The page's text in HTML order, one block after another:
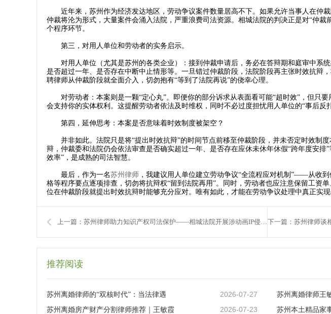
近年来，苏州作为经济发达地区，劳动争议案件数量居高不下。如果允许当事人在仲裁
仲裁将沦为形式，大量案件会涌入法院，严重浪费司法资源。相城法院的判决正是对“仲
个程序环节。
第三，对用人单位和劳动者的实务启示。
对用人单位（尤其是苏州的各类企业）：接到仲裁申请后，务必在答辩期和庭审中系统
是否超过一年、是否存在中断中止情形等。一旦错过仲裁阶段，法院阶段再主张时效抗辩
聘律师从仲裁阶段就全面介入，切勿抱有“等到了法院再说”的侥幸心理。
对劳动者：本案则是一颗“定心丸”。即便你的部分诉求从表面看可能“超时效”，但只要
会支持你的实体权利。这提醒劳动者依法及时维权，同时不必过度担忧用人单位的“事后反扑
第四，延伸思考：本案是否意味着时效制度被架空？
并非如此。法院只是将“提出时效抗辩”的时间节点前移至仲裁阶段，并未否定时效制
辩，仲裁委和法院仍会依法审查是否确实超过一年、是否存在应休未休年休假“跨年度安排
效率”，是成熟的司法智慧。
最后，作为一名苏州律师 ，我建议用人单位建立劳动争议“全流程应对机制”——从收
格等程序要点逐项排查，切勿将抗辩权“留到法院再用”。同时，劳动者也应注意保留工资
位在仲裁阶段就提出时效抗辩时能够充分应对。唯有如此，才能在劳动争议处理中真正实现
上一篇：苏州律师助力知识产权司法保护——相城法院开展涉动画IP侵权庭审开放日活动
推荐阅读
苏州离婚律师的“双核时代”：当法律遇 2026-07-27 苏州离婚律师王
苏州离婚房产财产分割律师推荐｜王敏霞 2026-07-23 苏州本土精品家